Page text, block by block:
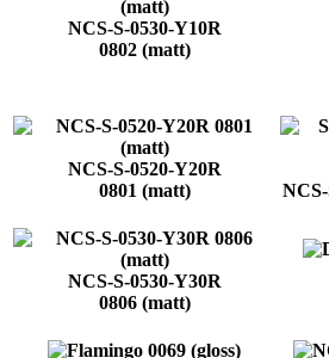
NCS-S-0530-Y10R
0802 (matt)
NCS-S-0520-Y20R
0801 (matt)
NCS-S-0530-Y30R
0806 (matt)